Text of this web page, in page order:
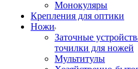
Монокуляры
Крепления для оптики
Ножи
Заточные
точилки для ножей
Мультитулы